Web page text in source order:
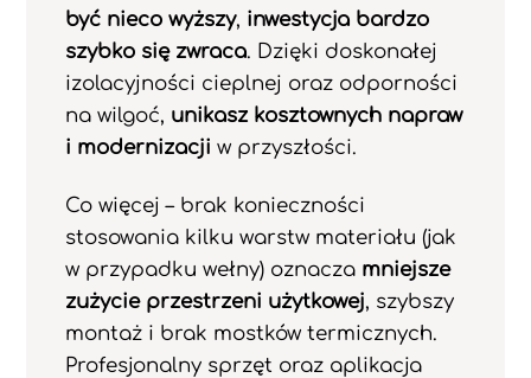
być nieco wyższy, inwestycja bardzo
szybko się zwraca. Dzięki doskonałej
izolacyjności cieplnej oraz odporności
na wilgoć, unikasz kosztownych napraw
i modernizacji w przyszłości.
Co więcej – brak konieczności
stosowania kilku warstw materiału (jak
w przypadku wełny) oznacza mniejsze
zużycie przestrzeni użytkowej, szybszy
montaż i brak mostków termicznych.
Profesjonalny sprzęt oraz aplikacja